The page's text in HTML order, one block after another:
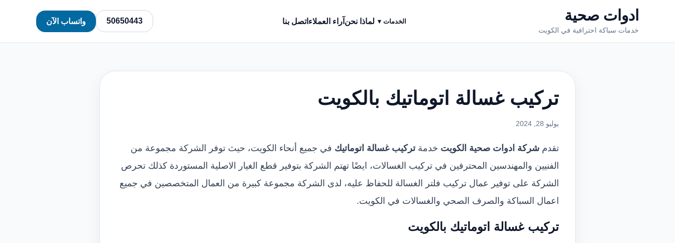
ادوات صحية
خدمات سباكة احترافية في الكويت
الخدمات ▾ لماذا نحن آراء العملاء اتصل بنا 50650443 واتساب الآن
تركيب غسالة اتوماتيك بالكويت
يوليو 28, 2024
تقدم شركة ادوات صحية الكويت خدمة تركيب غسالة اتوماتيك في جميع أنحاء الكويت، حيث توفر الشركة مجموعة من
الفنيين والمهندسين المحترفين في تركيب الغسالات، ايضًا تهتم الشركة بتوفير قطع الغيار الاصلية المستوردة كذلك تحرص
الشركة على توفير عمال تركيب فلتر الغسالة للحفاظ عليه، لدى الشركة مجموعة كبيرة من العمال المتخصصين في جميع
اعمال السباكة والصرف الصحي والغسالات في الكويت.
تركيب غسالة اتوماتيك بالكويت